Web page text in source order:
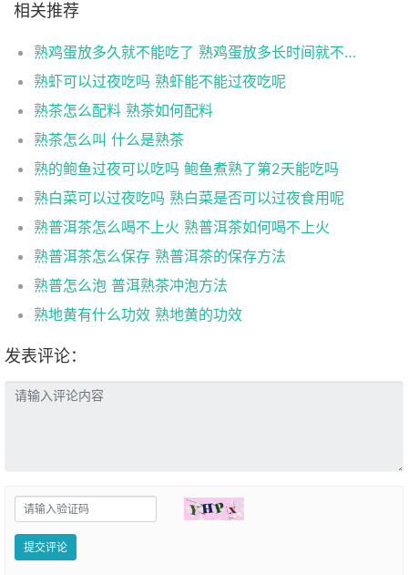
相关推荐
熟鸡蛋放多久就不能吃了 熟鸡蛋放多长时间就不能吃了
熟虾可以过夜吃吗 熟虾能不能过夜吃呢
熟茶怎么配料 熟茶如何配料
熟茶怎么叫 什么是熟茶
熟的鲍鱼过夜可以吃吗 鲍鱼煮熟了第2天能吃吗
熟白菜可以过夜吃吗 熟白菜是否可以过夜食用呢
熟普洱茶怎么喝不上火 熟普洱茶如何喝不上火
熟普洱茶怎么保存 熟普洱茶的保存方法
熟普怎么泡 普洱熟茶冲泡方法
熟地黄有什么功效 熟地黄的功效
发表评论：
提交评论